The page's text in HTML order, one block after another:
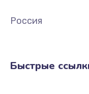
Россия
Быстрые